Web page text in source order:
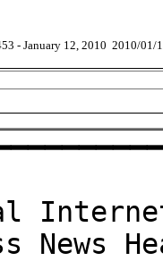
- January 12, 2010 2010/01/
News